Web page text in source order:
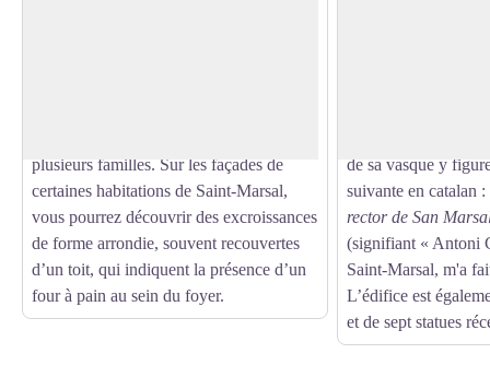
plusieurs familles. Sur les façades de
certaines habitations de Saint-Marsal,
vous pourrez découvrir des excroissances
de forme arrondie, souvent recouvertes
d’un toit, qui indiquent la présence d’un
four à pain au sein du foyer.
de sa vasque y
suivante en catalan
rector de San
(signifiant « Antoni
Saint-Marsal, m'a
L’édifice est
et de sept statues